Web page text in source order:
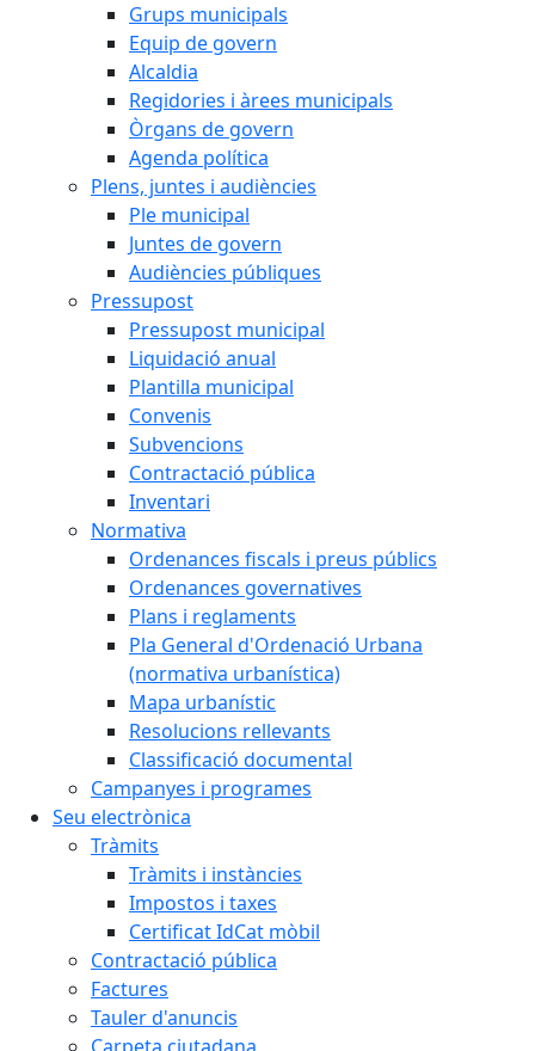
Grups municipals
Equip de govern
Alcaldia
Regidories i àrees municipals
Òrgans de govern
Agenda política
Plens, juntes i audiències
Ple municipal
Juntes de govern
Audiències públiques
Pressupost
Pressupost municipal
Liquidació anual
Plantilla municipal
Convenis
Subvencions
Contractació pública
Inventari
Normativa
Ordenances fiscals i preus públics
Ordenances governatives
Plans i reglaments
Pla General d'Ordenació Urbana
(normativa urbanística)
Mapa urbanístic
Resolucions rellevants
Classificació documental
Campanyes i programes
Seu electrònica
Tràmits
Tràmits i instàncies
Impostos i taxes
Certificat IdCat mòbil
Contractació pública
Factures
Tauler d'anuncis